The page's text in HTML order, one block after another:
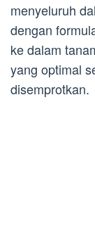
menyeluruh
dengan
ke dalam
yang optimal
disemprotkan.